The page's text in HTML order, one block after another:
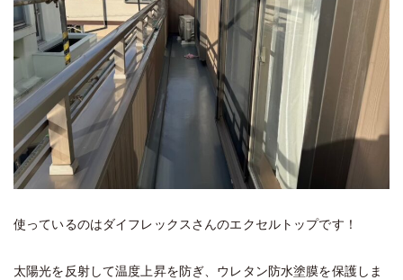
使っているのはダイフレックスさんのエクセルトップです！
太陽光を反射して温度上昇を防ぎ、ウレタン防水塗膜を保護しま